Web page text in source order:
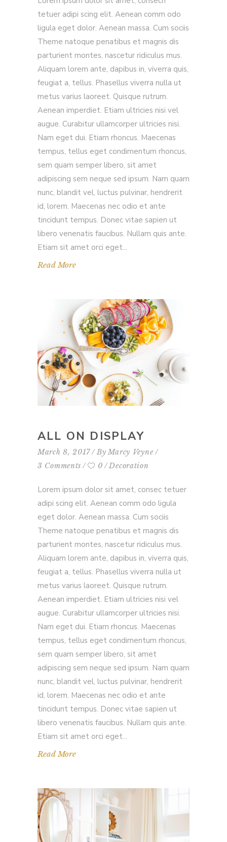
tetuer adipi scing elit. Aenean comm odo
ligula eget dolor. Aenean massa. Cum sociis
Theme natoque penatibus et magnis dis
parturient montes, nascetur ridiculus mus.
Aliquam lorem ante, dapibus in, viverra quis,
feugiat a, tellus. Phasellus viverra nulla ut
metus varius laoreet. Quisque rutrum.
Aenean imperdiet. Etiam ultricies nisi vel
augue. Curabitur ullamcorper ultricies nisi.
Nam eget dui. Etiam rhoncus. Maecenas
tempus, tellus eget condimentum rhoncus,
sem quam semper libero, sit amet
adipiscing sem neque sed ipsum. Nam quam
nunc, blandit vel, luctus pulvinar, hendrerit
id, lorem. Maecenas nec odio et ante
tincidunt tempus. Donec vitae sapien ut
libero venenatis faucibus. Nullam quis ante.
Etiam sit amet orci eget
Read More
ALL ON DISPLAY
March 8, 2017 By Marcy Veyne
3 Comments
0 Decoration
Lorem ipsum dolor sit amet, consec tetuer
adipi scing elit. Aenean comm odo ligula
eget dolor. Aenean massa. Cum sociis
Theme natoque penatibus et magnis dis
parturient montes, nascetur ridiculus mus.
Aliquam lorem ante, dapibus in, viverra quis,
feugiat a, tellus. Phasellus viverra nulla ut
metus varius laoreet. Quisque rutrum.
Aenean imperdiet. Etiam ultricies nisi vel
augue. Curabitur ullamcorper ultricies nisi.
Nam eget dui. Etiam rhoncus. Maecenas
tempus, tellus eget condimentum rhoncus,
sem quam semper libero, sit amet
adipiscing sem neque sed ipsum. Nam quam
nunc, blandit vel, luctus pulvinar, hendrerit
id, lorem. Maecenas nec odio et ante
tincidunt tempus. Donec vitae sapien ut
libero venenatis faucibus. Nullam quis ante.
Etiam sit amet orci eget
Read More